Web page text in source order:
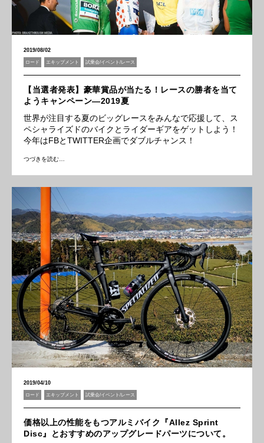
2019/08/02
ロード エキップメント 試乗会/イベント/レース
【当選者発表】豪華賞品が当たる！レースの勝者を当て
ようキャンペーン―2019夏
世界が注目する夏のビッグレースをみんなで応援して、ス
ペシャライズドのバイクとライダーギアをゲットしよう！
今年はFBとTWITTER企画でダブルチャンス！
つづきを読む…
2019/04/10
ロード エキップメント 試乗会/イベント/レース
価格以上の性能をもつアルミバイク『Allez Sprint
Disc』とおすすめのアップグレードパーツについて。